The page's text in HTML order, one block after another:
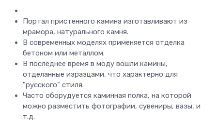
Портал пристенного камина изготавливают из
мрамора, натурального камня.
В современных моделях применяется отделка
бетоном или металлом.
В последнее время в моду вошли камины,
отделанные изразцами, что характерно для
"русского" стиля.
Часто оборудуется каминная полка, на которой
можно разместить фотографии, сувениры, вазы, и
т.д.